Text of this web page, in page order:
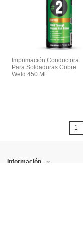
Imprimación Conductora
Para Soldaduras Cobre
Weld 450 Ml
1
Información